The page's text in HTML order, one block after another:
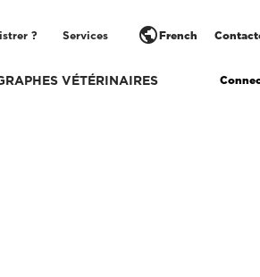
? Services publicFrench
VÉTÉRINAIRES